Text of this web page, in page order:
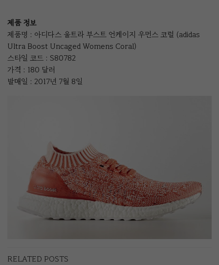
제품 정보
제품명 : 아디다스 울트라 부스트 언케이지 우먼스 코럴 (adidas
Ultra Boost Uncaged Womens Coral)
스타일 코드 : S80782
가격 : 180 달러
발매일 : 2017년 7월 8일
RELATED POSTS